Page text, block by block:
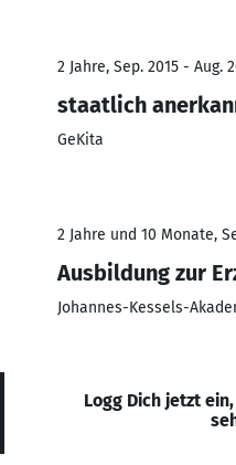
2 Jahre, Sep. 2015 - Aug.
staatlich
GeKita
2 Jahre und 10 Monate,
Ausbildung zur
Johannes-Kessels-
Logg Dich jetzt